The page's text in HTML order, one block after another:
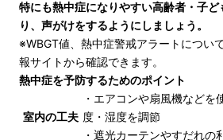
特にも熱中症になりやすい高齢者・子
り、声がけをするようにしましょう。
※WBGT値、熱中症警戒アラートについ
報サイトから確認できます。
熱中症を予防するためのポイント
室内の工夫
・エアコンや扇風機などを
度・湿度を調節
・遮光カーテンやすだれの